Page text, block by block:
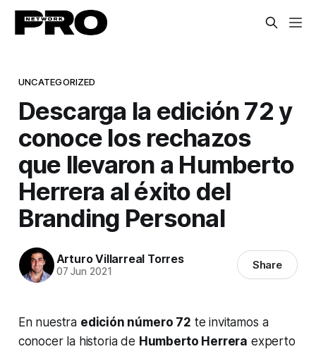
UNCATEGORIZED
Descarga la edición 72 y
conoce los rechazos
que llevaron a Humberto
Herrera al éxito del
Branding Personal
Arturo Villarreal Torres
07 Jun 2021 Share
En nuestra edición número 72 te invitamos a
conocer la historia de Humberto Herrera experto